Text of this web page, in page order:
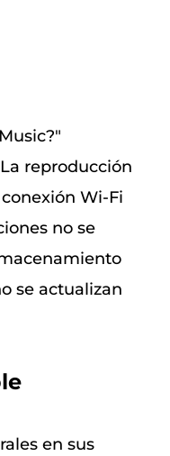
reproducción
Wi-Fi
no se
se actualizan
en sus